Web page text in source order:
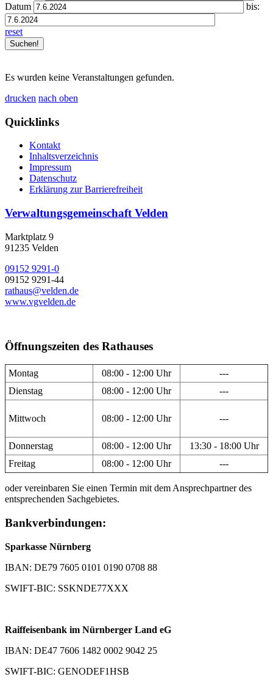
Datum
bis:
reset
Es wurden keine Veranstaltungen gefunden.
drucken nach oben
Quicklinks
Kontakt
Inhaltsverzeichnis
Impressum
Datenschutz
Erklärung zur Barrierefreiheit
Verwaltungsgemeinschaft Velden
Marktplatz 9
91235 Velden
09152 9291-0
09152 9291-44
rathaus@velden.de
www.vgvelden.de
Öffnungszeiten des Rathauses
Montag 08:00 - 12:00 Uhr
---
Dienstag
08:00 - 12:00 Uhr ---
Mittwoch 08:00 - 12:00 Uhr ---
Donnerstag 08:00 - 12:00 Uhr
13:30 - 18:00 Uhr
Freitag
08:00 - 12:00 Uhr ---
oder vereinbaren Sie einen Termin mit dem Ansprechpartner des
entsprechenden Sachgebietes.
Bankverbindungen:
Sparkasse Nürnberg
IBAN: DE79 7605 0101 0190 0708 88
SWIFT-BIC: SSKNDE77XXX
Raiffeisenbank im Nürnberger Land eG
IBAN: DE47 7606 1482 0002 9042 25
SWIFT-BIC: GENODEF1HSB